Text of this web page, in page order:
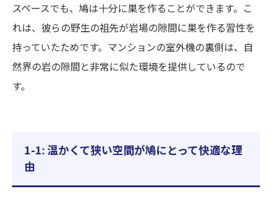
スペースでも、鳩は十分に巣を作ることができます。こ
れは、彼らの野生の祖先が岩場の隙間に巣を作る習性を
持っていたためです。マンションの室外機の裏側は、自
然界の岩の隙間と非常に似た環境を提供しているので
す。
1-1: 温かくて狭い空間が鳩にとって快適な理
由